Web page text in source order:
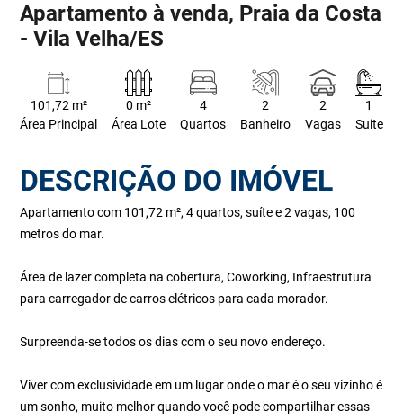
Apartamento à venda, Praia da Costa
- Vila Velha/ES
101,72 m²
Área Principal
0 m²
Área Lote
4
Quartos
2
Banheiro
2
Vagas
1
Suite
DESCRIÇÃO DO IMÓVEL
Apartamento com 101,72 m², 4 quartos, suíte e 2 vagas, 100
metros do mar.
Área de lazer completa na cobertura, Coworking, Infraestrutura
para carregador de carros elétricos para cada morador.
Surpreenda-se todos os dias com o seu novo endereço.
Viver com exclusividade em um lugar onde o mar é o seu vizinho é
um sonho, muito melhor quando você pode compartilhar essas